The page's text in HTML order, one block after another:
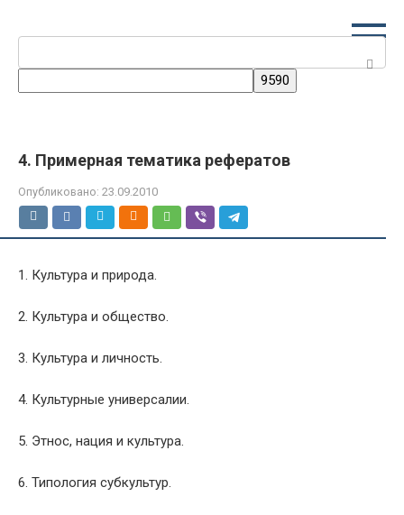
4. Примерная тематика рефератов
Опубликовано: 23.09.2010
1. Культура и природа.
2. Культура и общество.
3. Культура и личность.
4. Культурные универсалии.
5. Этнос, нация и культура.
6. Типология субкультур.